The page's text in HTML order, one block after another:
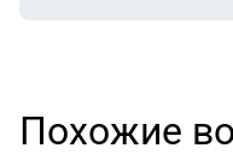
Похожие